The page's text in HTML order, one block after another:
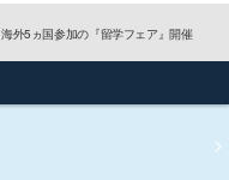
海外5ヵ国参加の『留学フェア』開催